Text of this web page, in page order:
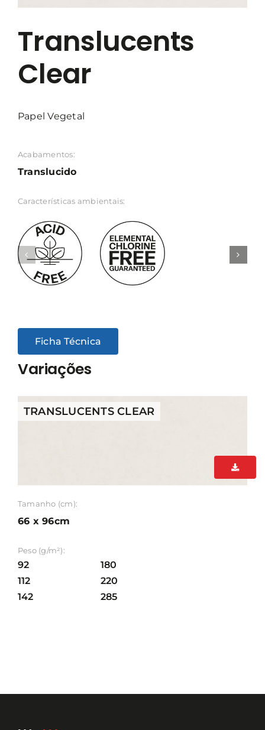
Translucents
Clear
Papel Vegetal
Acabamentos:
Translucido
Características ambientais:
Ficha Técnica
Variações
TRANSLUCENTS CLEAR
Tamanho (cm):
66 x 96cm
Peso (g/m²):
92
112
142
180
220
285